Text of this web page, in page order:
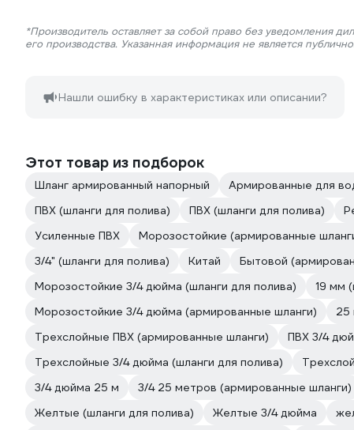
*Производитель оставляет за собой право без уведомления
его производства. Указанная информация не является
Нашли ошибку в характеристиках или описании?
Этот товар из подборок
Шланг армированный напорный Армированные для
ПВХ (шланги для полива)
ПВХ (шланги для полива)
Усиленные ПВХ
Морозостойкие (армированные
3/4" (шланги для полива)
Китай Бытовой
Морозостойкие 3/4 дюйма (шланги для полива)
19 мм
Морозостойкие 3/4 дюйма (армированные шланги)
25
Трехслойные ПВХ (армированные шланги)
ПВХ 3/4
Трехслойные 3/4 дюйма (шланги для полива)
3/4 дюйма 25 м
3/4 25 метров (армированные шланги)
Желтые (шланги для полива)
Желтые 3/4 дюйма